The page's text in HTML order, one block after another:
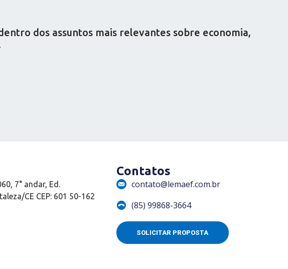
dos assuntos mais relevantes sobre economia,
7° andar, Ed.
CE CEP: 601 50-162
Contatos
contato@lemaef.com.br
(85) 99868-3664
SOLICITAR PROPOSTA